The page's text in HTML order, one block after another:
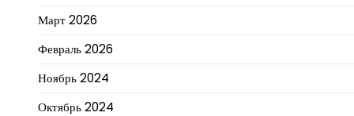
Март 2026
Февраль 2026
Ноябрь 2024
Октябрь 2024